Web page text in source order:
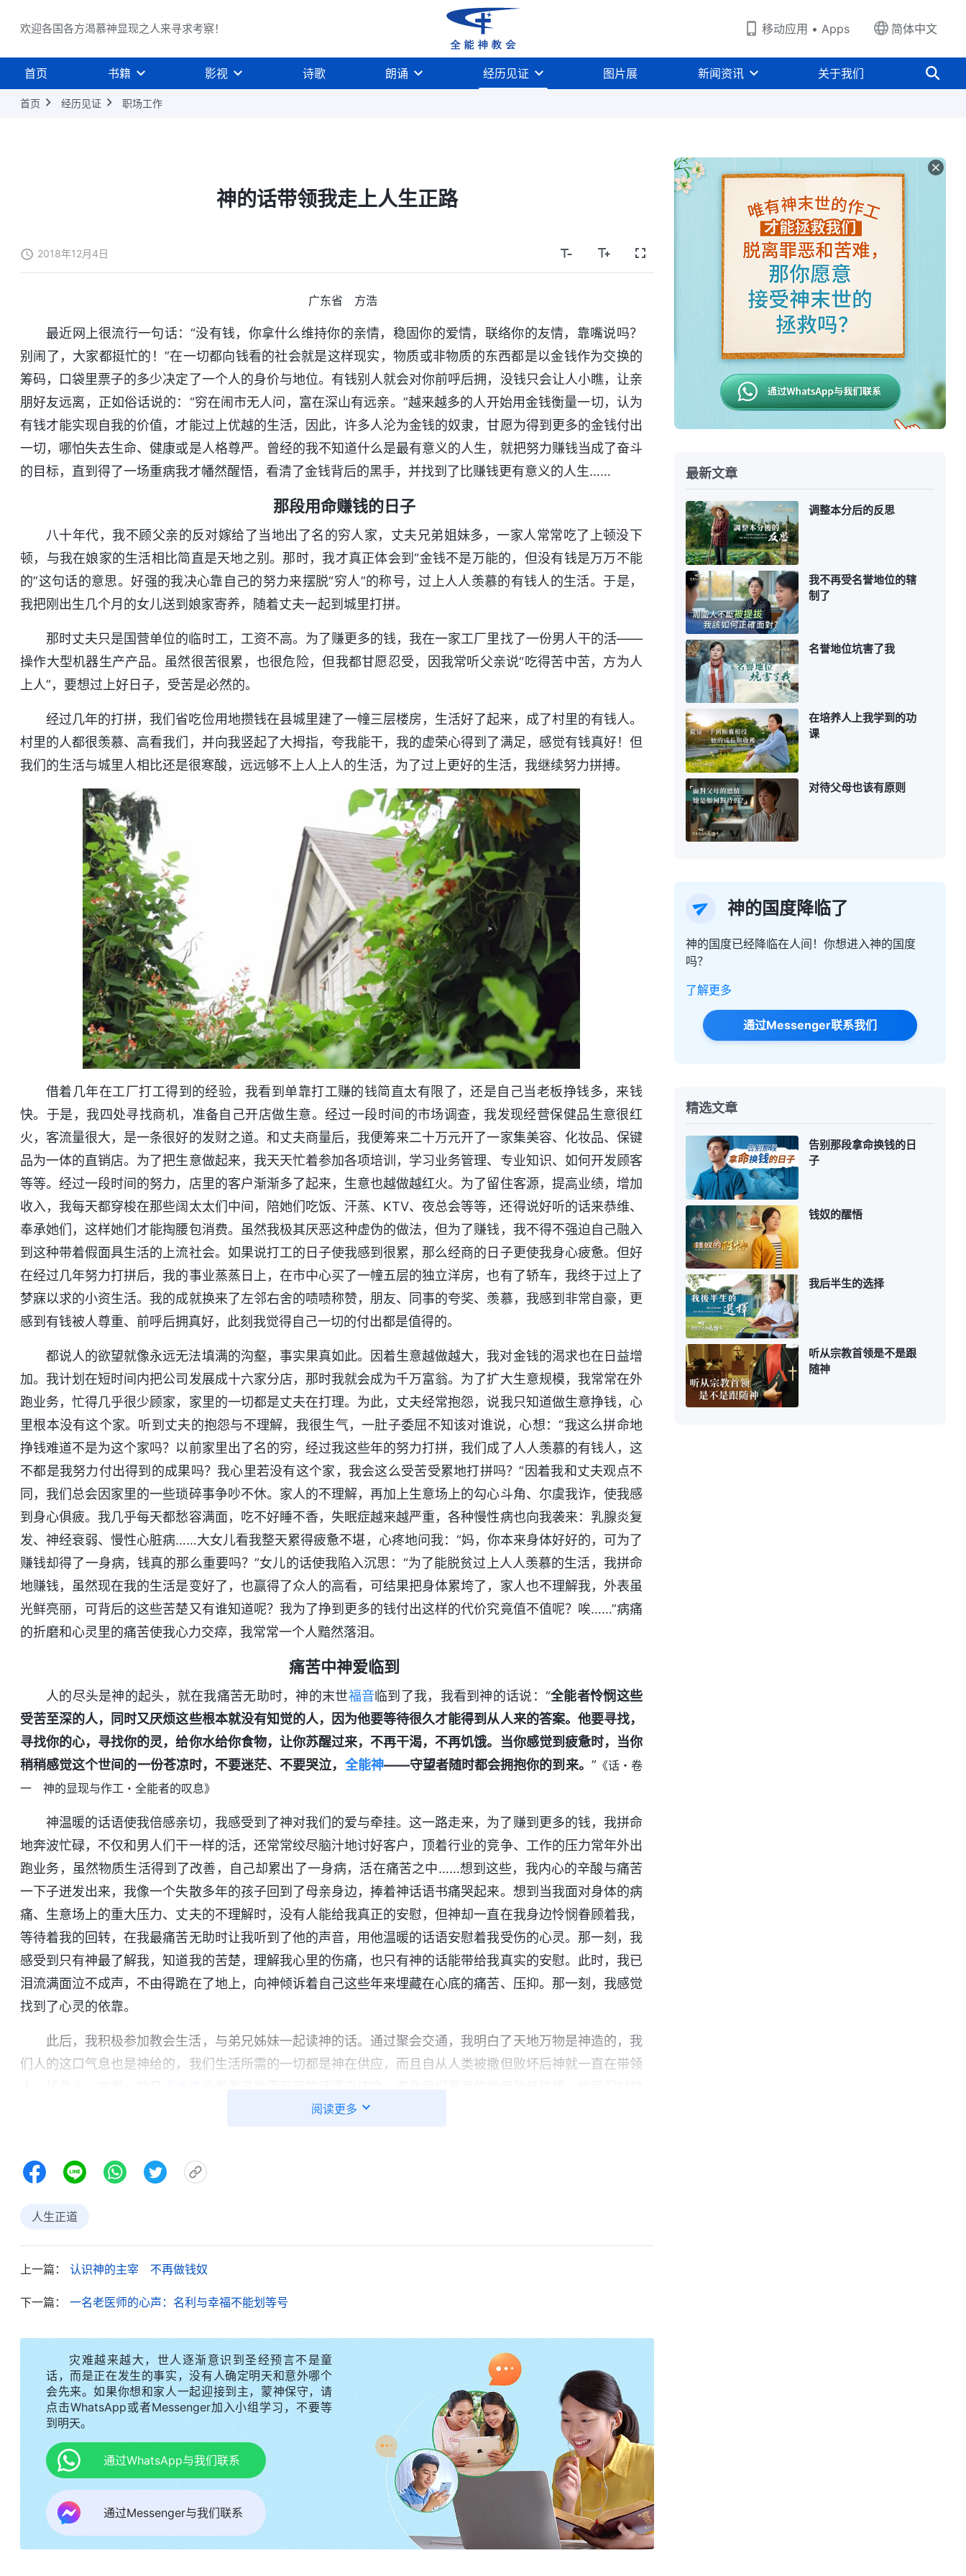
欢迎各国各方渴慕神显现之人来寻求考察！ 移动应用 • Apps 简体中文
首页 书籍 影视 诗歌 朗诵 经历见证 图片展 新闻资讯 关于我们
首页 经历见证 职场工作
神的话带领我走上人生正路
2018年12月4日
广东省 方浩
最近网上很流行一句话：“没有钱，你拿什么维持你的亲情，稳固你的爱情，联络你的友情，靠嘴说吗？
别闹了，大家都挺忙的！”在一切都向钱看的社会就是这样现实，物质或非物质的东西都是以金钱作为交换的
筹码，口袋里票子的多少决定了一个人的身价与地位。有钱别人就会对你前呼后拥，没钱只会让人小瞧，让亲
朋好友远离，正如俗话说的：“穷在闹市无人问，富在深山有远亲。”越来越多的人开始用金钱衡量一切，认为
有钱才能实现自我的价值，才能过上优越的生活，因此，许多人沦为金钱的奴隶，甘愿为得到更多的金钱付出
一切，哪怕失去生命、健康或是人格尊严。曾经的我不知道什么是最有意义的人生，就把努力赚钱当成了奋斗
的目标，直到得了一场重病我才幡然醒悟，看清了金钱背后的黑手，并找到了比赚钱更有意义的人生……
那段用命赚钱的日子
八十年代，我不顾父亲的反对嫁给了当地出了名的穷人家，丈夫兄弟姐妹多，一家人常常吃了上顿没下
顿，与我在娘家的生活相比简直是天地之别。那时，我才真正体会到“金钱不是万能的，但没有钱是万万不能
的”这句话的意思。好强的我决心靠自己的努力来摆脱“穷人”的称号，过上人人羡慕的有钱人的生活。于是，
我把刚出生几个月的女儿送到娘家寄养，随着丈夫一起到城里打拼。
那时丈夫只是国营单位的临时工，工资不高。为了赚更多的钱，我在一家工厂里找了一份男人干的活——
操作大型机器生产产品。虽然很苦很累，也很危险，但我都甘愿忍受，因我常听父亲说“吃得苦中苦，方为人
上人”，要想过上好日子，受苦是必然的。
经过几年的打拼，我们省吃俭用地攒钱在县城里建了一幢三层楼房，生活好了起来，成了村里的有钱人。
村里的人都很羡慕、高看我们，并向我竖起了大拇指，夸我能干，我的虚荣心得到了满足，感觉有钱真好！但
我们的生活与城里人相比还是很寒酸，远远够不上人上人的生活，为了过上更好的生活，我继续努力拼搏。
借着几年在工厂打工得到的经验，我看到单靠打工赚的钱简直太有限了，还是自己当老板挣钱多，来钱
快。于是，我四处寻找商机，准备自己开店做生意。经过一段时间的市场调查，我发现经营保健品生意很红
火，客流量很大，是一条很好的发财之道。和丈夫商量后，我便筹来二十万元开了一家集美容、化妆品、保键
品为一体的直销店。为了把生意做起来，我天天忙着参加各项培训，学习业务管理、专业知识、如何开发顾客
等等。经过一段时间的努力，店里的客户渐渐多了起来，生意也越做越红火。为了留住客源，提高业绩，增加
收入，我每天都穿梭在那些阔太太们中间，陪她们吃饭、汗蒸、KTV、夜总会等等，还得说好听的话来恭维、
奉承她们，这样她们才能掏腰包消费。虽然我极其厌恶这种虚伪的做法，但为了赚钱，我不得不强迫自己融入
到这种带着假面具生活的上流社会。如果说打工的日子使我感到很累，那么经商的日子更使我身心疲惫。但好
在经过几年努力打拼后，我的事业蒸蒸日上，在市中心买了一幢五层的独立洋房，也有了轿车，我终于过上了
梦寐以求的小资生活。我的成就换来了左邻右舍的啧啧称赞，朋友、同事的夸奖、羡慕，我感到非常自豪，更
感到有钱被人尊重、前呼后拥真好，此刻我觉得自己一切的付出都是值得的。
都说人的欲望就像永远无法填满的沟壑，事实果真如此。因着生意越做越大，我对金钱的渴求也在日益增
加。我计划在短时间内把公司发展成十六家分店，那时我就会成为千万富翁。为了扩大生意规模，我常常在外
跑业务，忙得几乎很少顾家，家里的一切都是丈夫在打理。为此，丈夫经常抱怨，说我只知道做生意挣钱，心
里根本没有这个家。听到丈夫的抱怨与不理解，我很生气，一肚子委屈不知该对谁说，心想：“我这么拼命地
挣钱难道不是为这个家吗？以前家里出了名的穷，经过我这些年的努力打拼，我们成了人人羡慕的有钱人，这
不都是我努力付出得到的成果吗？我心里若没有这个家，我会这么受苦受累地打拼吗？”因着我和丈夫观点不
同，我们总会因家里的一些琐碎事争吵不休。家人的不理解，再加上生意场上的勾心斗角、尔虞我诈，使我感
到身心俱疲。我几乎每天都愁容满面，吃不好睡不香，失眠症越来越严重，各种慢性病也向我袭来：乳腺炎复
发、神经衰弱、慢性心脏病……大女儿看我整天累得疲惫不堪，心疼地问我：“妈，你本来身体好好的，可为了
赚钱却得了一身病，钱真的那么重要吗？”女儿的话使我陷入沉思：“为了能脱贫过上人人羡慕的生活，我拼命
地赚钱，虽然现在我的生活是变好了，也赢得了众人的高看，可结果把身体累垮了，家人也不理解我，外表虽
光鲜亮丽，可背后的这些苦楚又有谁知道呢？我为了挣到更多的钱付出这样的代价究竟值不值呢？唉……”病痛
的折磨和心灵里的痛苦使我心力交瘁，我常常一个人黯然落泪。
痛苦中神爱临到
人的尽头是神的起头，就在我痛苦无助时，神的末世福音临到了我，我看到神的话说：“全能者怜悯这些
受苦至深的人，同时又厌烦这些根本就没有知觉的人，因为他要等待很久才能得到从人来的答案。他要寻找，
寻找你的心，寻找你的灵，给你水给你食物，让你苏醒过来，不再干渴，不再饥饿。当你感觉到疲惫时，当你
稍稍感觉这个世间的一份苍凉时，不要迷茫、不要哭泣， 全能神——守望者随时都会拥抱你的到来。 ” 《话・卷
一 神的显现与作工・全能者的叹息》
神温暖的话语使我倍感亲切，我感受到了神对我们的爱与牵挂。这一路走来，为了赚到更多的钱，我拼命
地奔波忙碌，不仅和男人们干一样的活，还常常绞尽脑汁地讨好客户，顶着行业的竞争、工作的压力常年外出
跑业务，虽然物质生活得到了改善，自己却累出了一身病，活在痛苦之中……想到这些，我内心的辛酸与痛苦
一下子迸发出来，我像一个失散多年的孩子回到了母亲身边，捧着神话语书痛哭起来。想到当我面对身体的病
痛、生意场上的重大压力、丈夫的不理解时，没有人能给我真正的安慰，但神却一直在我身边怜悯眷顾着我，
等待着我的回转，在我最痛苦无助时让我听到了他的声音，用他温暖的话语安慰着我受伤的心灵。那一刻，我
感受到只有神最了解我，知道我的苦楚，理解我心里的伤痛，也只有神的话能带给我真实的安慰。此时，我已
泪流满面泣不成声，不由得跪在了地上，向神倾诉着自己这些年来埋藏在心底的痛苦、压抑。那一刻，我感觉
找到了心灵的依靠。
此后，我积极参加教会生活，与弟兄姊妹一起读神的话。通过聚会交通，我明白了天地万物是神造的，我
们人的这口气息也是神给的，我们生活所需的一切都是神在供应，而且自从人类被撒但败坏后神就一直在带领
有真实的敬畏与顺服，最终达到蒙神拯救。我越看神的话心里越踏实、亮堂，感受到了从未有过的平安喜乐。
在神的话里反省自己，寻求
真理解决。就这样，我们家里又有了欢声笑语，我感觉整个人轻松了很多。
不久，因公司制度改革，再加上产品消费高，市场经济萧条，本市的三家同类连锁店接连倒闭，仅剩下我
一家。因生意不景气，几个员工连同店长都陆续辞职，一时间我不知该如何是好。想到在生意上我已付出了那
甘心就此失败。为了能使生意正常运转，我一人干四人的活，常常不能按时吃饭，经常忙到深夜还在盘点，累
得我精疲力尽，常常失眠。忙碌中，我很少祷告神、看神的话，慢慢地，我的心离神越来越远。就在我身陷挣
钱的漩涡欲罢不能时，一件意想不到的事发生了……
一天，我无意中发现右胸旁边有块很硬的东西，去医院检查，医生说是我的乳腺炎病复发，已演变成了二
期癌症，治愈的可能性不大。医生的话犹如晴天霹雳，一下子把我震蒙了，我不敢相信这是事实，又换了两家
医院检查，可结果还是一样。那一刻，我彻底瘫软了，不得不接受这个令我感到窒息的事实。之后的几天里，
“癌症”这两个字犹如魔咒一样在我的脑海里不停地出现，得了癌症，就意味着我将会失去生命，失去家人，失
去我所拥有的一切……我不禁想：“难道我的生命真的就要这样结束了吗？我的一生就要划上句号了吗？”一想
到这些，我的眼泪就情不自禁地流了下来。病发时，我痛得生不如死，天天都活在恐惧无助中，担心自己会随
时死去。痛苦中，我不禁反思：“我忙碌了大半辈子，一心只想赚钱过人上人的生活，可到头来，我是挣到了
钱，但我的生命却快要结束了，那我挣再多的钱又有什么用呢？这些钱能换来生命吗？”此时，我感到不知所
阅读更多
人生正道
上一篇： 认识神的主宰 不再做钱奴
下一篇： 一名老医师的心声：名利与幸福不能划等号
灾难越来越大，世人逐渐意识到圣经预言不是童
话，而是正在发生的事实，没有人确定明天和意外哪个
会先来。如果你想和家人一起迎接到主，蒙神保守，请
点击WhatsApp或者Messenger加入小组学习，不要等
到明天。
通过WhatsApp与我们联系
通过Messenger与我们联系
最新文章
调整本分后的反思
我不再受名誉地位的辖
制了
名誉地位坑害了我
在培养人上我学到的功
课
对待父母也该有原则
神的国度降临了
神的国度已经降临在人间！你想进入神的国度
吗？
了解更多
通过Messenger联系我们
精选文章
告别那段拿命换钱的日
子
钱奴的醒悟
我后半生的选择
听从宗教首领是不是跟
随神